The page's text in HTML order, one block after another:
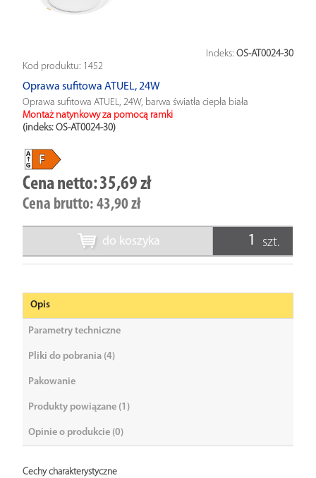
Indeks: OS-AT0024-30
Kod produktu: 1452
Oprawa sufitowa ATUEL, 24W
Oprawa sufitowa ATUEL, 24W, barwa światła ciepła biała
Montaż natynkowy za pomocą ramki
(indeks: OS-AT0024-30)
Cena netto:35,69 zł
Cena brutto: 43,90 zł
do koszyka szt.
Opis
Parametry techniczne
Pliki do pobrania (4)
Pakowanie
Produkty powiązane (1)
Opinie o produkcie (0)
Cechy charakterystyczne